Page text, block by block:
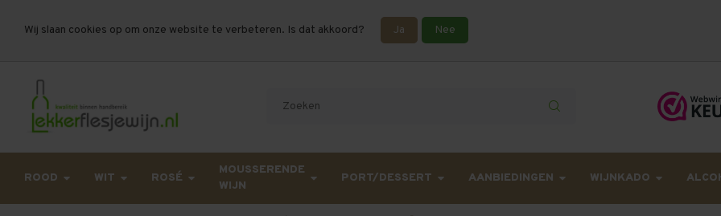
Wij slaan cookies op om onze website te verbeteren. Is dat akkoord? Ja Nee
Let op, vanwege drukte bij PostNL kan uw bestelling langer onderweg zijn dan gebruikelijk - Bestellingen van het
ROOD WIT ROSÉ
MOUSSERENDE
WIJN
PORT/DESSERT AANBIEDINGEN WIJNKADO